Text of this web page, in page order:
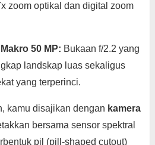
zoom optikal dan digital zoom
50 MP: Bukaan f/2.2 yang
landskap luas sekaligus
yang terperinci.
kamu disajikan dengan kamera
bersama sensor spektral
pil (pill-shaped cutout)